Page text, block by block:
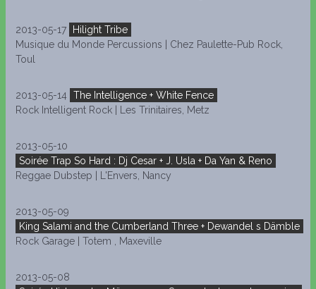
2013-05-17
Hilight Tribe
Musique du Monde Percussions | Chez Paulette-Pub Rock,
Toul
2013-05-14
The Intelligence + White Fence
Rock Intelligent Rock | Les Trinitaires, Metz
2013-05-10
Soirée Trap So Hard : Dj Cesar + J. Usla + Da Yan & Reno
Reggae Dubstep | L'Envers, Nancy
2013-05-09
King Salami and the Cumberland Three + Dewandel s Dämble
Rock Garage | Totem , Maxeville
2013-05-08